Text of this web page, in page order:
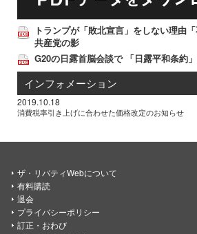
トランプが「敗北宣言」をしない理由
共産党の影
G20の日露首脳会談で 「日露平和条約
インフォメーション
2019.10.18
消費税率引き上げに合わせた価格改定のお知らせ
ザ・リバティWebについて
有料購読
退会
プライバシーポリシー
訂正・おわび